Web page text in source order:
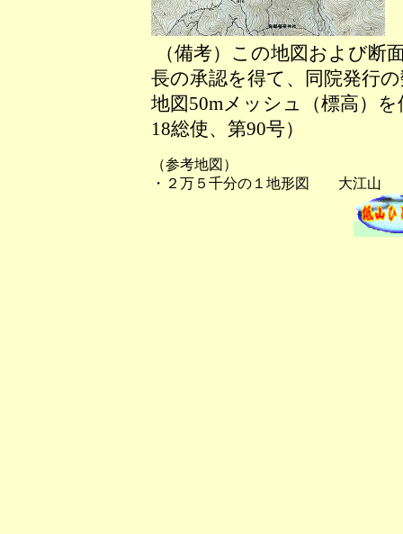
（備考）この地図および断
長の承認を得て、同院発行
地図50mメッシュ（標高）
18総使、第90号）
（参考地図）
・２万５千分の１地形図 大江山